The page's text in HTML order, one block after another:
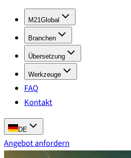
M21Global
Branchen
Übersetzung
Werkzeuge
FAQ
Kontakt
DE
Angebot anfordern